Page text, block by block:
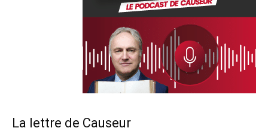
La lettre de Causeur